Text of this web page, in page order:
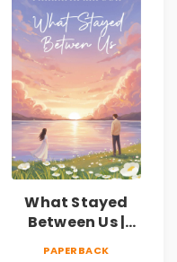
What Stayed
Between Us |
PAPERBACK